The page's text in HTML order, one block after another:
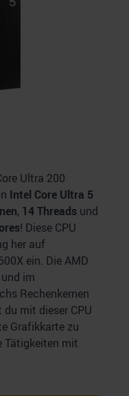
Ultra 200
Intel Core Ultra 5
, 14 Threads und
! Diese CPU
her auf
ein. Die AMD
im
Rechenkernen
mit dieser CPU
Grafikkarte zu
Tätigkeiten mit